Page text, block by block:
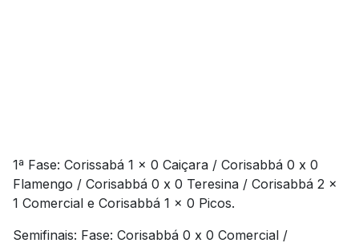
1ª Fase: Corissabá 1 x 0 Caiçara / Corisabbá 0 x 0
Flamengo / Corisabbá 0 x 0 Teresina / Corisabbá 2 x
1 Comercial e Corisabbá 1 x 0 Picos.
Semifinais: Fase: Corisabbá 0 x 0 Comercial /